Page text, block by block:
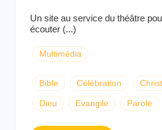
Un site au service du théâtre
écouter (...)
Multimédia
Bible Célébration Christ
Dieu Evangile Parole